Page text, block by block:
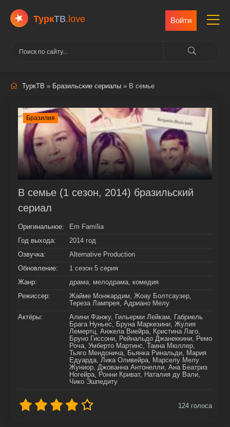
ТуркТВ.love Войти
ТуркТВ » Бразильские сериалы » В семье
Бразилия
В семье (1 сезон, 2014) бразильский
сериал
Оригинальное:
Em Família
Год выхода:
2014 год
Озвучка:
Alternative Production
Обновление:
1 сезон 5 серия
Жанр:
драма, мелодрама, комедия
Режиссер:
Жайме Монжардим, Жоау Болтсаузер,
Тереза Лампрея, Адриано Мелу
Актёры:
Алини Фанжу, Гильерми Лейкам, Габриель
Брага Нуньес, Бруна Маркезини, Жулия
Лемертц, Анжела Виейра, Кристина Лаго,
Бруно Гиссони, Рейнальдо Джанеккини, Ремо
Роча, Умберто Мартинс, Таина Мюллер,
Тьяго Мендонича, Бьянка Ринальди, Мария
Едуарда, Лика Оливейра, Марселу Мелу
Жуниор, Джованна Антонелли, Ана Беатриз
Ногейра, Ронни Криват, Наталия ду Вали,
Чико Эшпедиту
124 голоса